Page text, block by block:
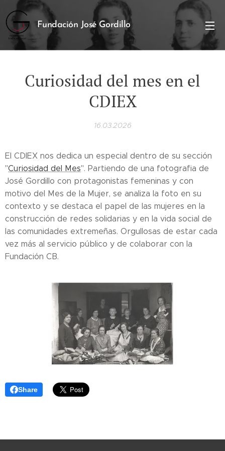
Fundación José Gordillo
Curiosidad del mes en el
CDIEX
16.03.2026
El CDIEX nos dedica un especial dentro de su sección
"Curiosidad del Mes". Partiendo de una fotografia de
José Gordillo con protagonistas femeninas y con
motivo del Mes de la Mujer, se analiza la foto en su
contexto y se destaca el papel de las mujeres en la
construcción de redes solidarias y en la vida social de
las comunidades extremeñas. Orgullosas de estar cada
vez más al servicio público y de colaborar con la
Fundación CB.
Share